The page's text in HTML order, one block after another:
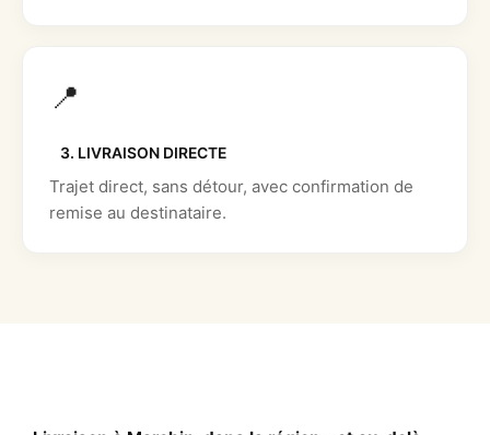
📍
3. LIVRAISON DIRECTE
Trajet direct, sans détour, avec confirmation de
remise au destinataire.